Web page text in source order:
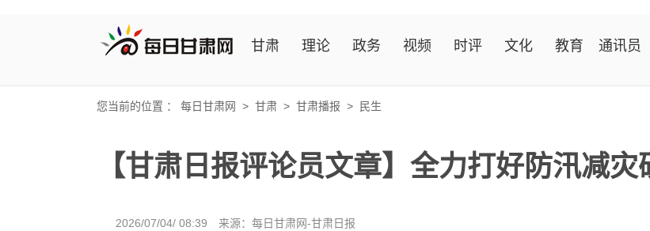
甘肃 理论 政务 视频 时评 文化 教育 通讯员
您当前的位置 ： 每日甘肃网 > 甘肃 > 甘肃播报 > 民生
【甘肃日报评论员文章】全力打好防汛减灾
2026/07/04/ 08:39 来源：每日甘肃网-甘肃日报